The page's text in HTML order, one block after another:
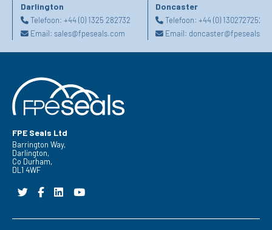
Darlington
Telefoon: +44 (0) 1325 282732
Email: sales@fpeseals.com
Doncaster
Telefoon:+44 (0) 1302727252
Email:
FPE Seals Ltd
Barrington Way,
Darlington,
Co Durham,
DL1 4WF